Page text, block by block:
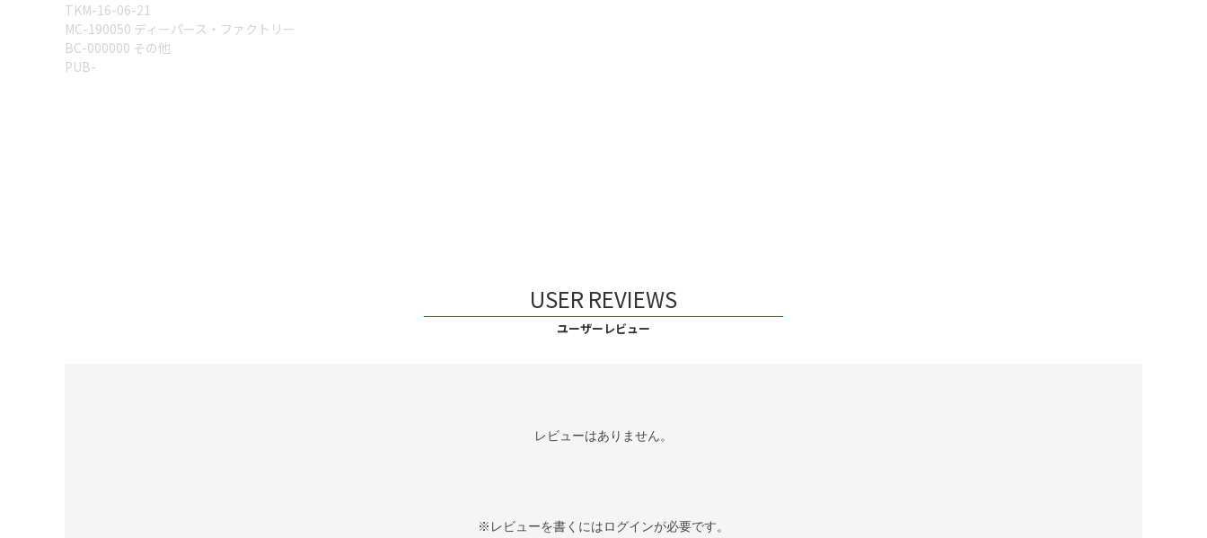
TKM-16-06-21
MC-190050 ディーパース・ファクトリー
BC-000000 その他
PUB-
USER REVIEWS
ユーザーレビュー
レビューはありません。
※レビューを書くにはログインが必要です。